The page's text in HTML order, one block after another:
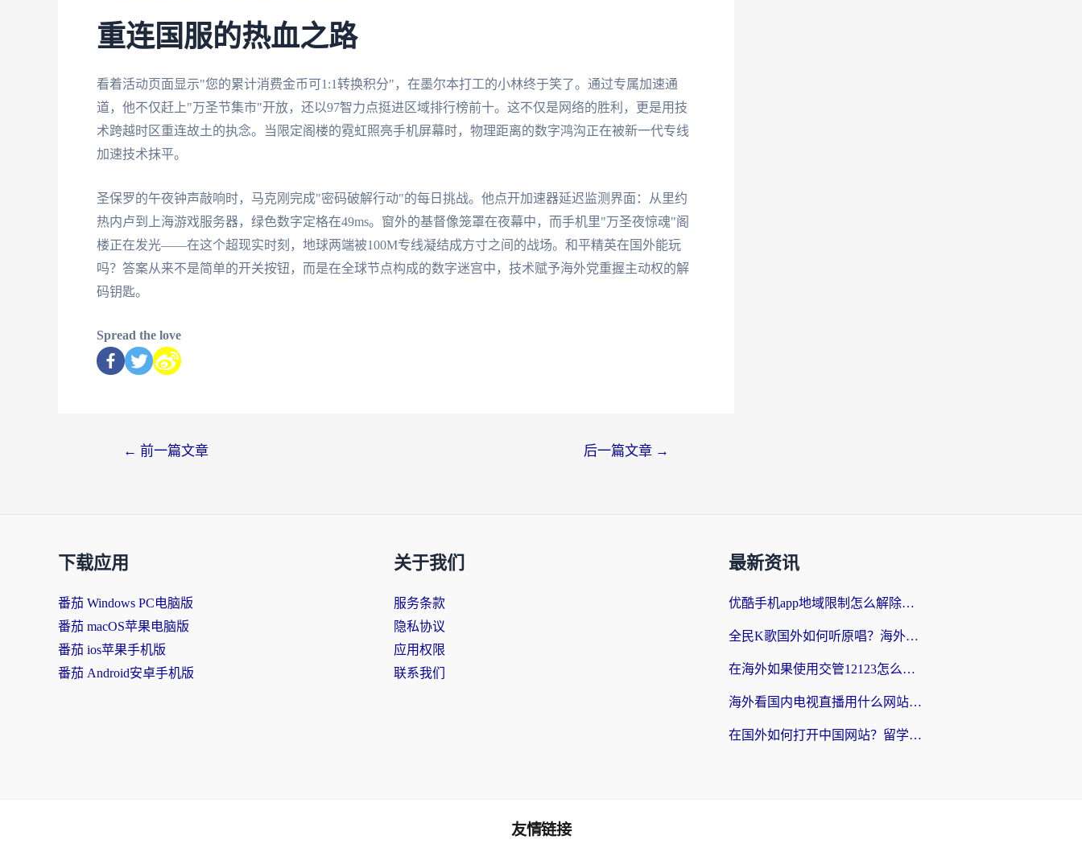
重连国服的热血之路
看着活动页面显示"您的累计消费金币可1:1转换积分"，在墨尔本打工的小林终于笑了。通过专属加速通
道，他不仅赶上"万圣节集市"开放，还以97智力点挺进区域排行榜前十。这不仅是网络的胜利，更是用技
术跨越时区重连故土的执念。当限定阁楼的霓虹照亮手机屏幕时，物理距离的数字鸿沟正在被新一代专线
加速技术抹平。
圣保罗的午夜钟声敲响时，马克刚完成"密码破解行动"的每日挑战。他点开加速器延迟监测界面：从里约
热内卢到上海游戏服务器，绿色数字定格在49ms。窗外的基督像笼罩在夜幕中，而手机里"万圣夜惊魂"阁
楼正在发光——在这个超现实时刻，地球两端被100M专线凝结成方寸之间的战场。和平精英在国外能玩
吗？答案从来不是简单的开关按钮，而是在全球节点构成的数字迷宫中，技术赋予海外党重握主动权的解
码钥匙。
Spread the love
← 前一篇文章 后一篇文章 →
下载应用
番茄 Windows PC电脑版
番茄 macOS苹果电脑版
番茄 ios苹果手机版
番茄 Android安卓手机版
关于我们
服务条款
隐私协议
应用权限
联系我们
最新资讯
优酷手机app地域限制怎么解除？海外党亲测有效的追剧方案
全民K歌国外如何听原唱？海外党亲测有效的回国加速器选择指南
在海外如果使用交管12123怎么处理？留学生亲测有效的回国加速方案
海外看国内电视直播用什么网站比较好？一篇解决你所有追剧难题的实用指南
在国外如何打开中国网站？留学生与海外华人的无缝访问指南
友情链接